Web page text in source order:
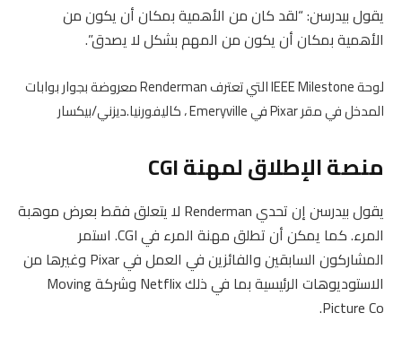
يقول بيدرسن: “لقد كان من الأهمية بمكان أن يكون من
الأهمية بمكان أن يكون من المهم بشكل لا يصدق”.
لوحة IEEE Milestone التي تعترف Renderman معروضة بجوار بوابات
المدخل في مقر Pixar في Emeryville ، كاليفورنيا.
ديزني/بيكسار
منصة الإطلاق لمهنة CGI
يقول بيدرسن إن تحدي Renderman لا يتعلق فقط بعرض موهبة
المرء. كما يمكن أن تطلق مهنة المرء في CGI. استمر
المشاركون السابقين والفائزين في العمل في Pixar وغيرها من
الاستوديوهات الرئيسية بما في ذلك Netflix وشركة Moving
Picture Co.